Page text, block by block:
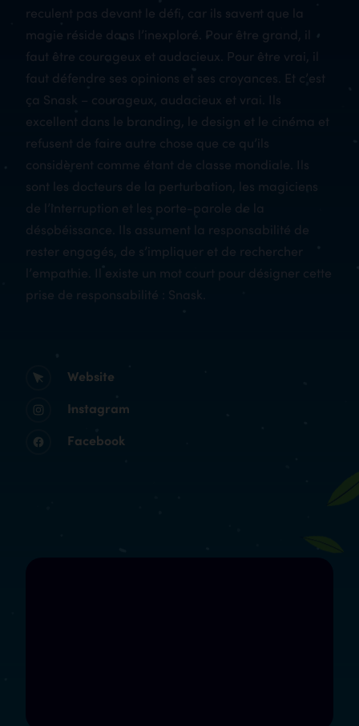
Website
Instagram
Facebook
reculent pas devant le défi, car ils savent que la
magie réside dans l’inexploré. Pour être grand, il
faut être courageux et audacieux. Pour être vrai, il
faut défendre ses opinions et ses croyances. Et c’est
ça Snask – courageux, audacieux et vrai. Ils
excellent dans le branding, le design et le cinéma et
refusent de faire autre chose que ce qu’ils
considèrent comme étant de classe mondiale. Ils
sont les docteurs de la perturbation, les magiciens
de l’interruption et les porte-parole de la
désobéissance. Ils assument la responsabilité de
rester engagés, de s’impliquer et de rechercher
l’empathie. Il existe un mot court pour désigner cette
prise de responsabilité : Snask.